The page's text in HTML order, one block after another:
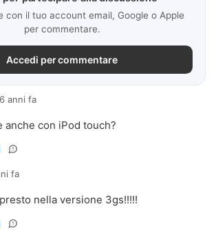
con il tuo account email, Google o Apple
per commentare.
Accedi per commentare
anni fa
anche con iPod touch?
fa
nella versione 3gs!!!!!